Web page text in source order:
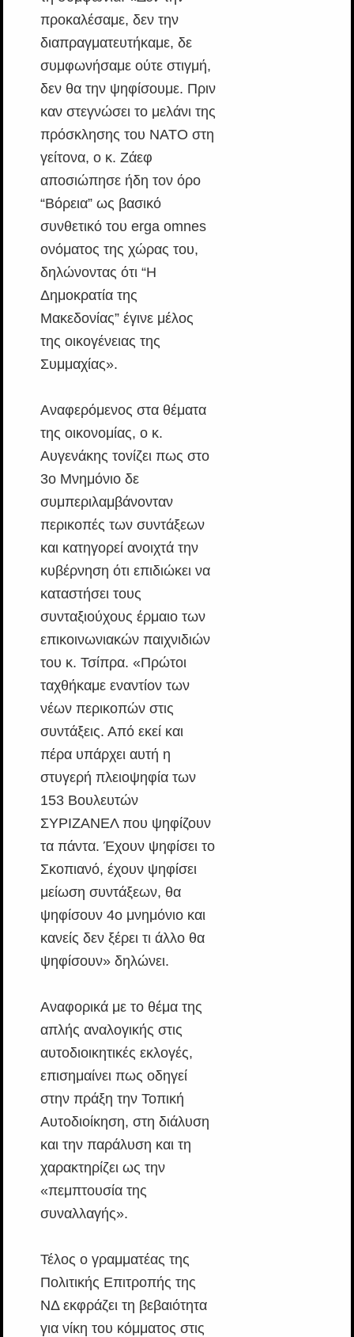
προκαλέσαμε, δεν την
διαπραγματευτήκαμε, δε
συμφωνήσαμε ούτε στιγμή,
δεν θα την ψηφίσουμε. Πριν
καν στεγνώσει το μελάνι της
πρόσκλησης του ΝΑΤΟ στη
γείτονα, ο κ. Ζάεφ
αποσιώπησε ήδη τον όρο
“Βόρεια” ως βασικό
συνθετικό του erga omnes
ονόματος της χώρας του,
δηλώνοντας ότι “Η
Δημοκρατία της
Μακεδονίας” έγινε μέλος
της οικογένειας της
Συμμαχίας».
Αναφερόμενος στα θέματα
της οικονομίας, ο κ.
Αυγενάκης τονίζει πως στο
3ο Μνημόνιο δε
συμπεριλαμβάνονταν
περικοπές των συντάξεων
και κατηγορεί ανοιχτά την
κυβέρνηση ότι επιδιώκει να
καταστήσει τους
συνταξιούχους έρμαιο των
επικοινωνιακών παιχνιδιών
του κ. Τσίπρα. «Πρώτοι
ταχθήκαμε εναντίον των
νέων περικοπών στις
συντάξεις. Από εκεί και
πέρα υπάρχει αυτή η
στυγερή πλειοψηφία των
153 Βουλευτών
ΣΥΡΙΖΑΝΕΛ που ψηφίζουν
τα πάντα. Έχουν ψηφίσει το
Σκοπιανό, έχουν ψηφίσει
μείωση συντάξεων, θα
ψηφίσουν 4ο μνημόνιο και
κανείς δεν ξέρει τι άλλο θα
ψηφίσουν» δηλώνει.
Αναφορικά με το θέμα της
απλής αναλογικής στις
αυτοδιοικητικές εκλογές,
επισημαίνει πως οδηγεί
στην πράξη την Τοπική
Αυτοδιοίκηση, στη διάλυση
και την παράλυση και τη
χαρακτηρίζει ως την
«πεμπτουσία της
συναλλαγής».
Τέλος ο γραμματέας της
Πολιτικής Επιτροπής της
ΝΔ εκφράζει τη βεβαιότητα
για νίκη του κόμματος στις